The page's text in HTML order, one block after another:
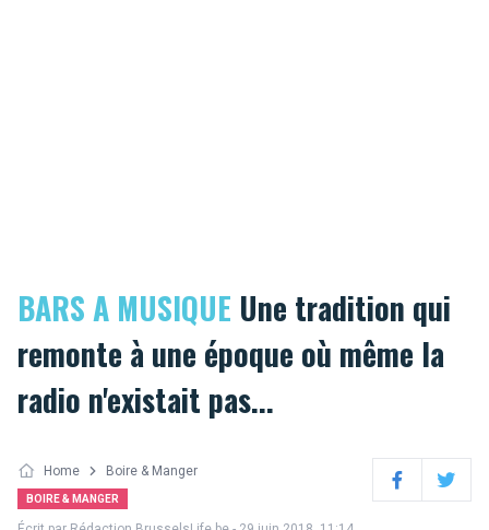
BARS A MUSIQUE Une tradition qui
remonte à une époque où même la
radio n'existait pas...
Home Boire & Manger
BOIRE & MANGER FacebookTwitter